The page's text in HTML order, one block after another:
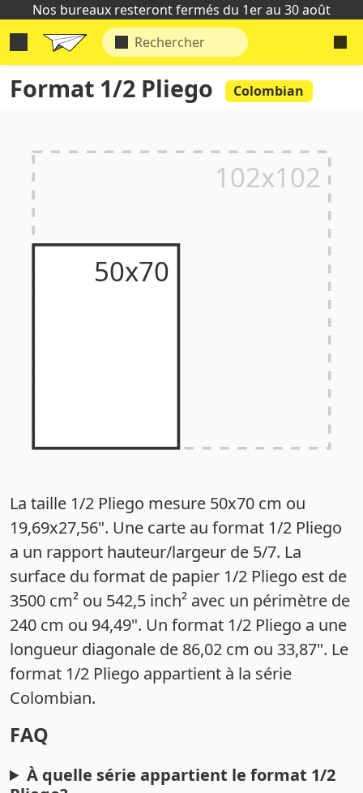
Nos bureaux resteront fermés du 1er au 30 août
Format 1/2 Pliego Colombian
La taille 1/2 Pliego mesure 50x70 cm ou
19,69x27,56". Une carte au format 1/2 Pliego
a un rapport hauteur/largeur de 5/7. La
surface du format de papier 1/2 Pliego est de
3500 cm² ou 542,5 inch² avec un périmètre de
240 cm ou 94,49". Un format 1/2 Pliego a une
longueur diagonale de 86,02 cm ou 33,87". Le
format 1/2 Pliego appartient à la série
Colombian.
FAQ
À quelle série appartient le format 1/2